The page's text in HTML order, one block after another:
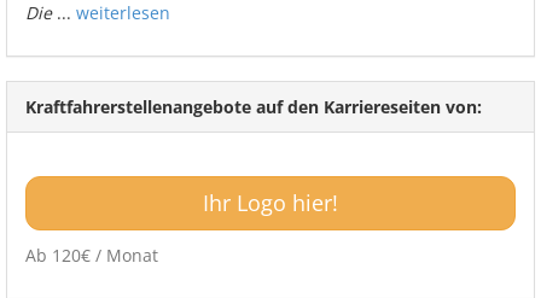
Die... weiterlesen
Kraftfahrerstellenangebote auf den Karriereseiten von:
Ihr Logo hier!
Ab 120€ / Monat